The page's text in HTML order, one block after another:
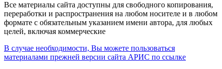
Все материалы сайта доступны для свободного копирования,
переработки и распространения на любом носителе и в любом
формате с обязательным указанием имени автора, для любых
целей, включая коммерческие
В случае необходимости, Вы можете пользоваться
материалами прежней версии сайта АРИС по ссылке